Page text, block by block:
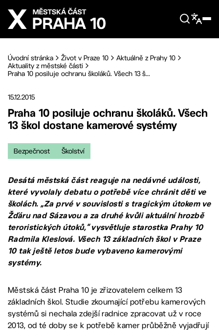
Přejít na hlavní obsah
Úvodní stránka Život v Praze 10
Aktuálně z Prahy 10
Aktuality z městské části
Praha 10 posiluje ochranu školáků. Všech 13 š...
15.12.2015
Praha 10 posiluje ochranu školáků. Všech
13 škol dostane kamerové systémy
Bezpečnost Školství
Desátá městská část reaguje na nedávné události,
které vyvolaly debatu o potřebě více chránit děti ve
školách. „Za prvé v souvislosti s tragickým útokem ve
Žďáru nad Sázavou a za druhé kvůli aktuální hrozbě
teroristických útoků,“ vysvětluje starostka Prahy 10
Radmila Kleslová. Všech 13 základních škol v Praze
10 tak ještě letos bude vybaveno kamerovými
systémy.
Městská část Praha 10 je zřizovatelem celkem 13
základních škol. Studie zkoumající potřebu kamerových
systémů si nechala zdejší radnice zpracovat už v roce
2013, od té doby se k potřebě kamer průběžně vyjadřují